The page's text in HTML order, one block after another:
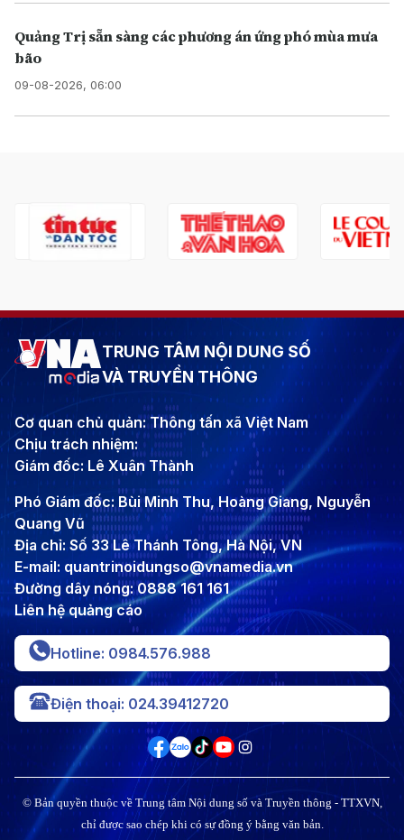
Quảng Trị sẵn sàng các phương án ứng phó mùa mưa
bão
09-08-2026, 06:00
TRUNG TÂM NỘI DUNG SỐ
VÀ TRUYỀN THÔNG
Cơ quan chủ quản: Thông tấn xã Việt Nam
Chịu trách nhiệm:
Giám đốc: Lê Xuân Thành
Phó Giám đốc: Bùi Minh Thu, Hoàng Giang, Nguyễn
Quang Vũ
Địa chỉ: Số 33 Lê Thánh Tông, Hà Nội, VN
E-mail: quantrinoidungso@vnamedia.vn
Đường dây nóng: 0888 161 161
Liên hệ quảng cáo
Hotline: 0984.576.988
Điện thoại: 024.39412720
© Bản quyền thuộc về Trung tâm Nội dung số và Truyền thông - TTXVN,
chỉ được sao chép khi có sự đồng ý bằng văn bản.